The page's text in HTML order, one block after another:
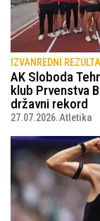
IZVANREDNI
AK Sloboda
klub Prvenstva
državni rekord
27.07.2026.Atletika